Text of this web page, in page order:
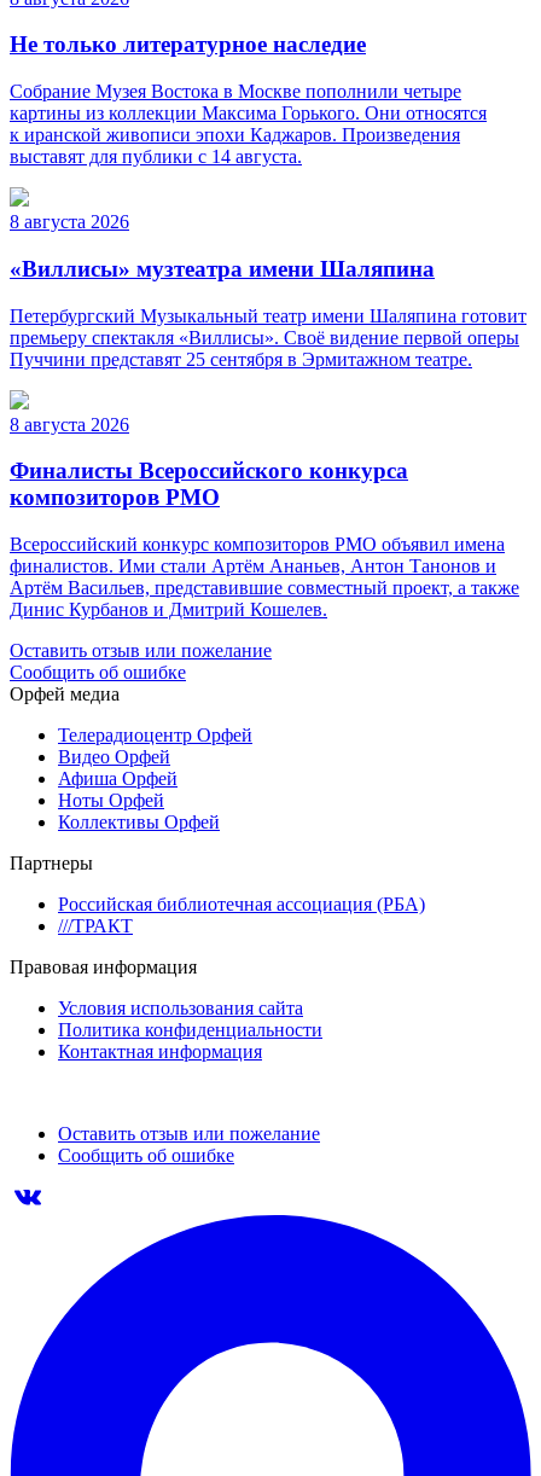
Не только литературное наследие
Собрание Музея Востока в Москве пополнили четыре
картины из коллекции Максима Горького. Они относятся
к иранской живописи эпохи Каджаров. Произведения
выставят для публики с 14 августа.
8 августа 2026
«Виллисы» музтеатра имени Шаляпина
Петербургский Музыкальный театр имени Шаляпина готовит
премьеру спектакля «Виллисы». Своё видение первой оперы
Пуччини представят 25 сентября в Эрмитажном театре.
8 августа 2026
Финалисты Всероссийского конкурса
композиторов РМО
Всероссийский конкурс композиторов РМО объявил имена
финалистов. Ими стали Артём Ананьев, Антон Танонов и
Артём Васильев, представившие совместный проект, а также
Динис Курбанов и Дмитрий Кошелев.
Оставить отзыв или пожелание
Сообщить об ошибке
Орфей медиа
Телерадиоцентр Орфей
Видео Орфей
Афиша Орфей
Ноты Орфей
Коллективы Орфей
Партнеры
Российская библиотечная ассоциация (РБА)
///ТРАКТ
Правовая информация
Условия использования сайта
Политика конфиденциальности
Контактная информация
Оставить отзыв или пожелание
Сообщить об ошибке